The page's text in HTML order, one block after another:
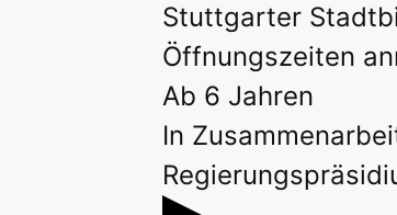
Stuttgarter
Öffnungszeiten
Ab 6 Jahren
In